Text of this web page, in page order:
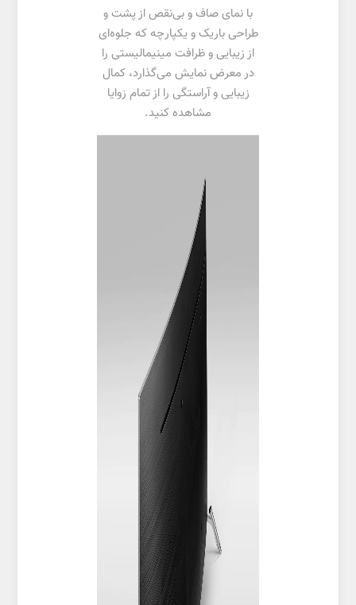
با نمای صاف و بی‌نقص از پشت و
طراحی باریک و یکپارچه که جلوه‌ای
از زیبایی و ظرافت مینیمالیستی را
در معرض نمایش می‌گذارد، کمال
زیبایی و آراستگی را از تمام زوایا
مشاهده کنید.